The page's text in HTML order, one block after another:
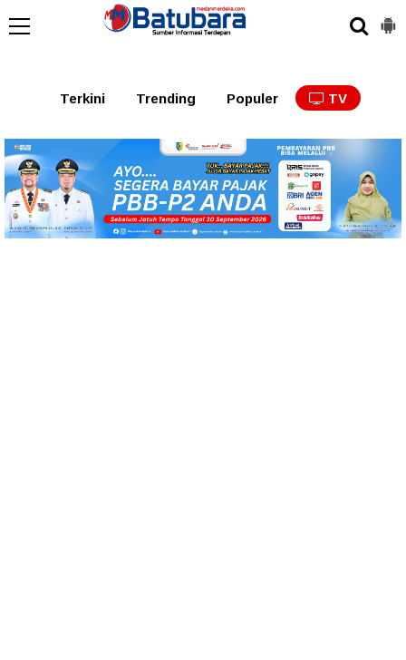
Terkini Trending Populer TV